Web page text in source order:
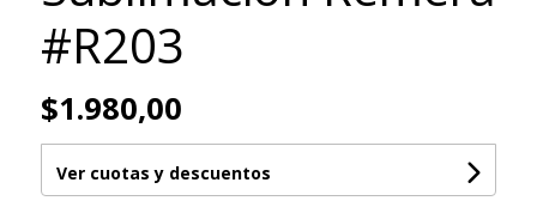
#R203
$1.980,00
Ver cuotas y descuentos